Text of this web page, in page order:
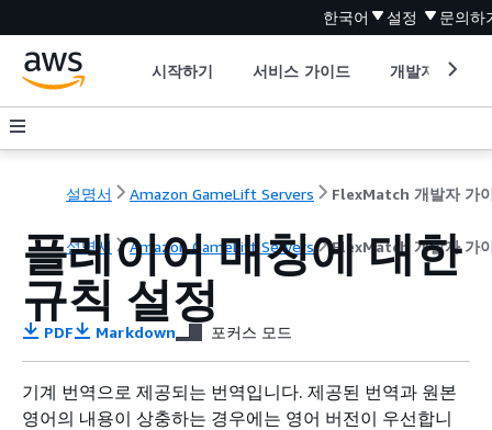
한국어 설정 문의하
시작하기 서비스 가이드 개발자 도구
설명서 Amazon GameLift Servers FlexMatch 개발자 가
설명서 Amazon GameLift Servers FlexMatch 개발자 가
플레이어 매칭에 대한
규칙 설정
PDF Markdown 포커스 모드
기계 번역으로 제공되는 번역입니다. 제공된 번역과 원본
영어의 내용이 상충하는 경우에는 영어 버전이 우선합니